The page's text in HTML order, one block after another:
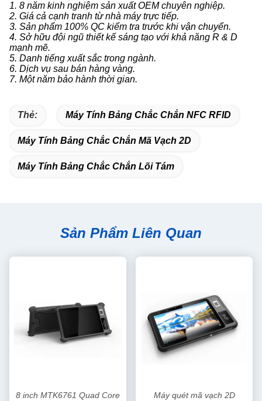
1. 8 năm kinh nghiệm sản xuất OEM chuyên nghiệp.
2. Giá cả cạnh tranh từ nhà máy trực tiếp.
3. Sản phẩm 100% QC kiểm tra trước khi vận chuyển.
4. Sở hữu đội ngũ thiết kế sáng tạo với khả năng R & D
mạnh mẽ.
5. Danh tiếng xuất sắc trong ngành.
6. Dịch vụ sau bán hàng vàng.
7. Một năm bảo hành thời gian.
Thẻ: Máy Tính Bảng Chắc Chắn NFC RFID
Máy Tính Bảng Chắc Chắn Mã Vạch 2D
Máy Tính Bảng Chắc Chắn Lõi Tám
Sản Phẩm Liên Quan
8 inch MTK6761 Quad Core
Máy quét mã vạch 2D